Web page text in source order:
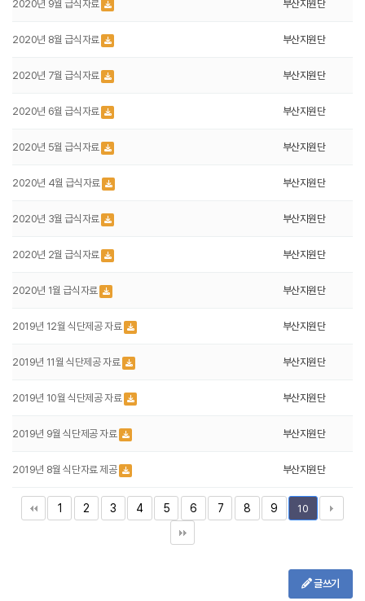
2020년 9월 급식자료 부산지원단
2020년 8월 급식자료 부산지원단
2020년 7월 급식자료 부산지원단
2020년 6월 급식자료 부산지원단
2020년 5월 급식자료 부산지원단
2020년 4월 급식자료 부산지원단
2020년 3월 급식자료 부산지원단
2020년 2월 급식자료 부산지원단
2020년 1월 급식자료 부산지원단
2019년 12월 식단제공 자료 부산지원단
2019년 11월 식단제공 자료 부산지원단
2019년 10월 식단제공 자료 부산지원단
2019년 9월 식단제공 자료 부산지원단
2019년 8월 식단자료 제공 부산지원단
1 2 3 4 5 6 7 8 9 10
글쓰기